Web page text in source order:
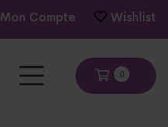
Mon Compte Wishlist
0